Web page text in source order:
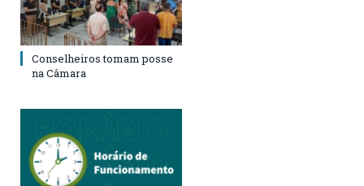
Conselheiros tomam posse
na Câmara